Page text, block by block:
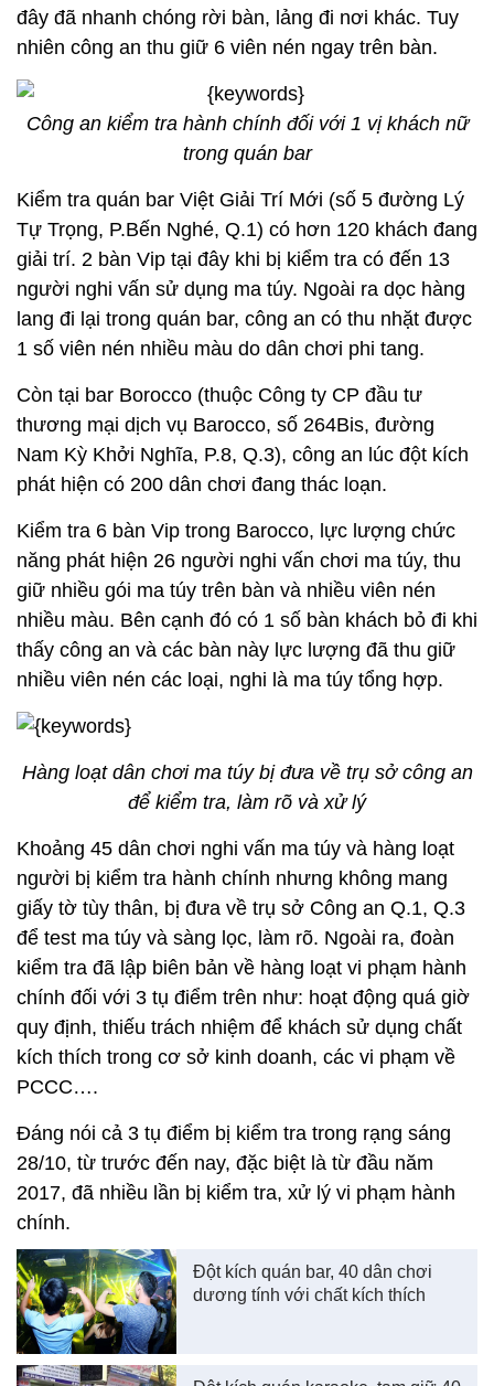
đây đã nhanh chóng rời bàn, lảng đi nơi khác. Tuy
nhiên công an thu giữ 6 viên nén ngay trên bàn.
Công an kiểm tra hành chính đối với 1 vị khách nữ
trong quán bar
Kiểm tra quán bar Việt Giải Trí Mới (số 5 đường Lý
Tự Trọng, P.Bến Nghé, Q.1) có hơn 120 khách đang
giải trí. 2 bàn Vip tại đây khi bị kiểm tra có đến 13
người nghi vấn sử dụng ma túy. Ngoài ra dọc hàng
lang đi lại trong quán bar, công an có thu nhặt được
1 số viên nén nhiều màu do dân chơi phi tang.
Còn tại bar Borocco (thuộc Công ty CP đầu tư
thương mại dịch vụ Barocco, số 264Bis, đường
Nam Kỳ Khởi Nghĩa, P.8, Q.3), công an lúc đột kích
phát hiện có 200 dân chơi đang thác loạn.
Kiểm tra 6 bàn Vip trong Barocco, lực lượng chức
năng phát hiện 26 người nghi vấn chơi ma túy, thu
giữ nhiều gói ma túy trên bàn và nhiều viên nén
nhiều màu. Bên cạnh đó có 1 số bàn khách bỏ đi khi
thấy công an và các bàn này lực lượng đã thu giữ
nhiều viên nén các loại, nghi là ma túy tổng hợp.
Hàng loạt dân chơi ma túy bị đưa về trụ sở công an
để kiểm tra, làm rõ và xử lý
Khoảng 45 dân chơi nghi vấn ma túy và hàng loạt
người bị kiểm tra hành chính nhưng không mang
giấy tờ tùy thân, bị đưa về trụ sở Công an Q.1, Q.3
để test ma túy và sàng lọc, làm rõ. Ngoài ra, đoàn
kiểm tra đã lập biên bản về hàng loạt vi phạm hành
chính đối với 3 tụ điểm trên như: hoạt động quá giờ
quy định, thiếu trách nhiệm để khách sử dụng chất
kích thích trong cơ sở kinh doanh, các vi phạm về
PCCC….
Đáng nói cả 3 tụ điểm bị kiểm tra trong rạng sáng
28/10, từ trước đến nay, đặc biệt là từ đầu năm
2017, đã nhiều lần bị kiểm tra, xử lý vi phạm hành
chính.
Đột kích quán bar, 40 dân chơi
dương tính với chất kích thích